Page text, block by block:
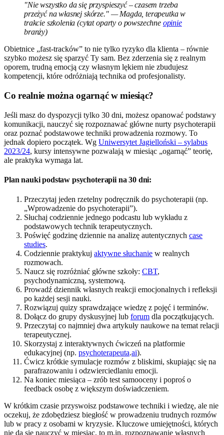
"Nie wszystko da się przyspieszyć – czasem trzeba
przeżyć na własnej skórze." — Magda, terapeutka w
trakcie szkolenia (cytat oparty o powszechne opinie
branży)
Obietnice „fast-tracków” to nie tylko ryzyko dla klienta – równie
szybko możesz się sparzyć Ty sam. Bez zderzenia się z realnym
oporem, trudną emocją czy własnym lękiem nie zbudujesz
kompetencji, które odróżniają technika od profesjonalisty.
Co realnie można ogarnąć w miesiąc?
Jeśli masz do dyspozycji tylko 30 dni, możesz opanować podstawy
komunikacji, nauczyć się rozpoznawać główne nurty psychoterapii
oraz poznać podstawowe techniki prowadzenia rozmowy. To
jednak dopiero początek. Wg Uniwersytet Jagielloński – sylabus
2023/24, kursy intensywne pozwalają w miesiąc „ogarnąć” teorię,
ale praktyka wymaga lat.
Plan nauki podstaw psychoterapii na 30 dni:
Przeczytaj jeden rzetelny podręcznik do psychoterapii (np.
„Wprowadzenie do psychoterapii”).
Słuchaj codziennie jednego podcastu lub wykładu z
podstawowych technik terapeutycznych.
Poświęć godzinę dziennie na analizę autentycznych case
studies.
Codziennie praktykuj aktywne słuchanie w realnych
rozmowach.
Naucz się rozróżniać główne szkoły: CBT,
psychodynamiczną, systemową.
Prowadź dziennik własnych reakcji emocjonalnych i refleksji
po każdej sesji nauki.
Rozwiązuj quizy sprawdzające wiedzę z pojęć i terminów.
Dołącz do grupy dyskusyjnej lub forum dla początkujących.
Przeczytaj co najmniej dwa artykuły naukowe na temat relacji
terapeutycznej.
Skorzystaj z interaktywnych ćwiczeń na platformie
edukacyjnej (np. psychoterapeuta.ai).
Ćwicz krótkie symulacje rozmów z bliskimi, skupiając się na
parafrazowaniu i odzwierciedlaniu emocji.
Na koniec miesiąca – zrób test samooceny i poproś o
feedback osobę z większym doświadczeniem.
W krótkim czasie przyswoisz podstawowe techniki i wiedzę, ale nie
oczekuj, że zdobędziesz biegłość w prowadzeniu trudnych rozmów
lub w pracy z osobami w kryzysie. Kluczowe umiejętności, których
nie da się nauczyć w miesiąc, to m.in. rozpoznawanie własnych